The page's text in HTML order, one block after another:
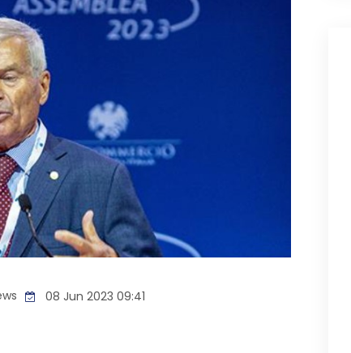
08 Jun 2023 09:41